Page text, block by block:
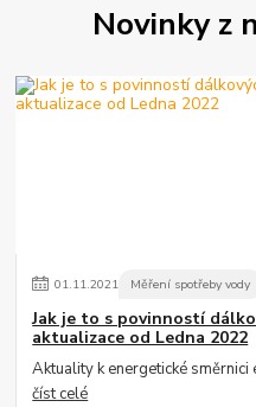
Novinky z
01.11.2021 Měření spotřeby vody
Jak je to s povinností
aktualizace od Ledna 2022
Aktuality k energetické směrnici
číst celé